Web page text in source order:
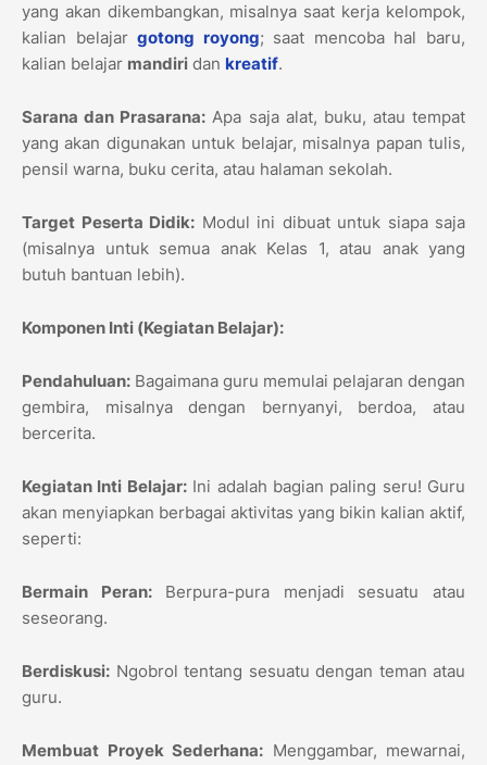
yang akan dikembangkan, misalnya saat kerja kelompok,
kalian belajargotong royong; saat mencoba hal baru,
kalian belajar mandiri dan kreatif.
Sarana dan Prasarana: Apa saja alat, buku, atau tempat
yang akan digunakan untuk belajar, misalnya papan tulis,
pensil warna, buku cerita, atau halaman sekolah.
Target Peserta Didik: Modul ini dibuat untuk siapa saja
(misalnya untuk semua anak Kelas 1, atau anak yang
butuh bantuan lebih).
Komponen Inti (Kegiatan Belajar):
Pendahuluan: Bagaimana guru memulai pelajaran dengan
gembira, misalnya dengan bernyanyi, berdoa, atau
bercerita.
Kegiatan Inti Belajar:Ini adalah bagian paling seru! Guru
akan menyiapkan berbagai aktivitas yang bikin kalian aktif,
seperti:
Bermain Peran:Berpura-pura menjadi sesuatu atau
seseorang.
Berdiskusi: Ngobrol tentang sesuatu dengan teman atau
guru.
Membuat Proyek Sederhana: Menggambar, mewarnai,